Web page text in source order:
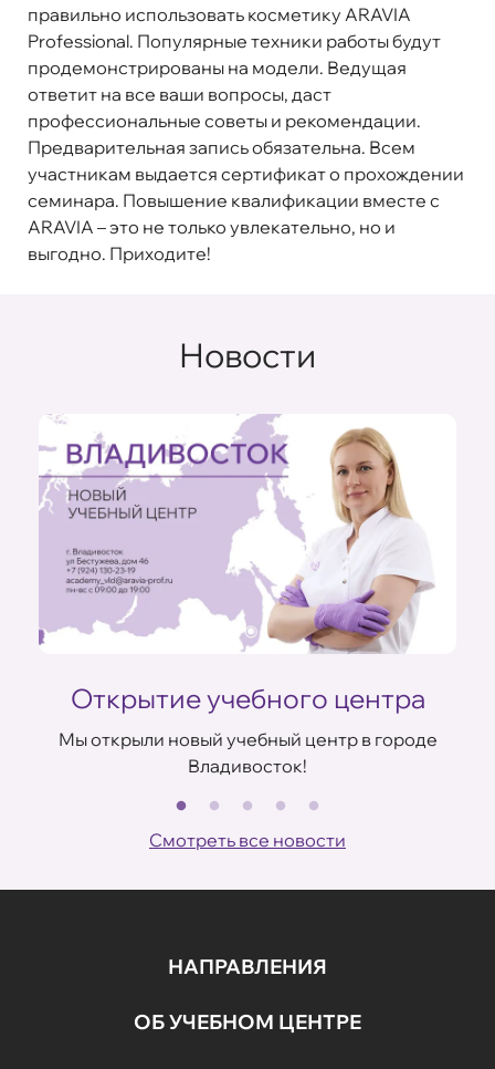
правильно использовать косметику ARAVIA
Professional. Популярные техники работы будут
продемонстрированы на модели. Ведущая
ответит на все ваши вопросы, даст
профессиональные советы и рекомендации.
Предварительная запись обязательна. Всем
участникам выдается сертификат о прохождении
семинара. Повышение квалификации вместе с
ARAVIA – это не только увлекательно, но и
выгодно. Приходите!
Новости
Открытие учебного центра
Мы открыли новый учебный центр в городе
Владивосток!
Смотреть все новости
НАПРАВЛЕНИЯ
ОБ УЧЕБНОМ ЦЕНТРЕ